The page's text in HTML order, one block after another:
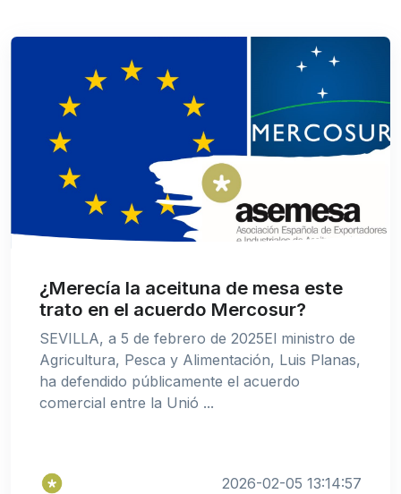
¿Merecía la aceituna de mesa este
trato en el acuerdo Mercosur?
SEVILLA, a 5 de febrero de 2025El ministro de
Agricultura, Pesca y Alimentación, Luis Planas,
ha defendido públicamente el acuerdo
comercial entre la Unió ...
2026-02-05 13:14:57